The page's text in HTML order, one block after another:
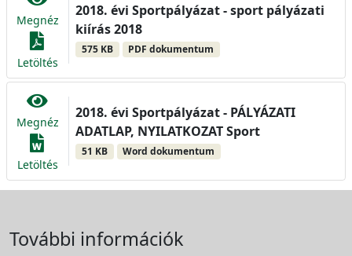
Megnéz
Letöltés
2018. évi Sportpályázat - sport pályázati
kiírás 2018
575 KB PDF dokumentum
Megnéz
Letöltés
2018. évi Sportpályázat - PÁLYÁZATI
ADATLAP, NYILATKOZAT Sport
51 KB Word dokumentum
További információk